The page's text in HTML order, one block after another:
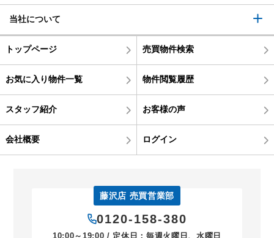
当社について
トップページ 売買物件検索
お気に入り物件一覧 物件閲覧履歴
スタッフ紹介 お客様の声
会社概要 ログイン
藤沢店 売買営業部
0120-158-380
10:00～19:00 / 定休日：毎週火曜日、水曜日